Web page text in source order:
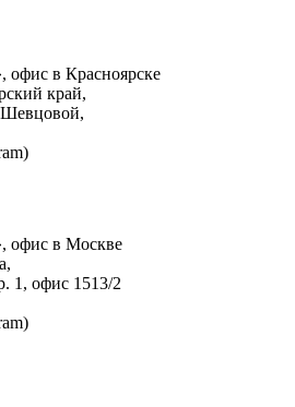
в Красноярске
край,
офис в Москве
1, офис 1513/2